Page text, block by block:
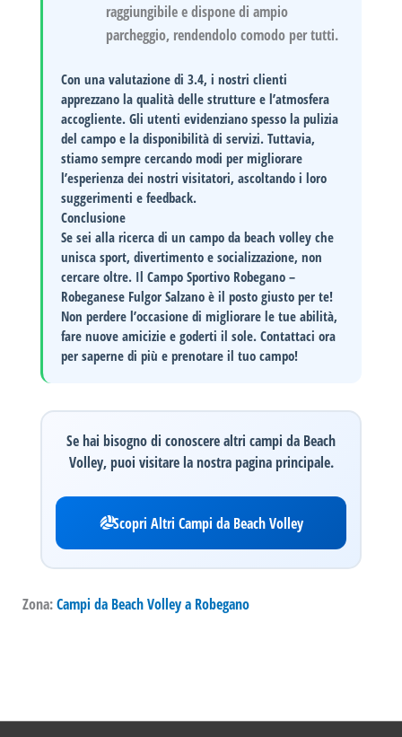
raggiungibile e dispone di ampio
parcheggio, rendendolo comodo per tutti.
Con una valutazione di3.4, i nostri clienti
apprezzano la qualità delle strutture e l’atmosfera
accogliente. Gli utenti evidenziano spesso la pulizia
del campo e la disponibilità di servizi. Tuttavia,
stiamo sempre cercando modi per migliorare
l’esperienza dei nostri visitatori, ascoltando i loro
suggerimenti e feedback.
Conclusione
Se sei alla ricerca di un campo da beach volley che
unisca sport, divertimento e socializzazione, non
cercare oltre. IlCampo Sportivo Robegano –
Robeganese Fulgor Salzano è il posto giusto per te!
Non perdere l’occasione di migliorare le tue abilità,
fare nuove amicizie e goderti il sole.Contattaci ora
per saperne di più e prenotare il tuo campo!
Se hai bisogno di conoscere altri campi da Beach
Volley, puoi visitare la nostra pagina principale.
Scopri Altri Campi da Beach Volley
Zona:Campi da Beach Volley a Robegano